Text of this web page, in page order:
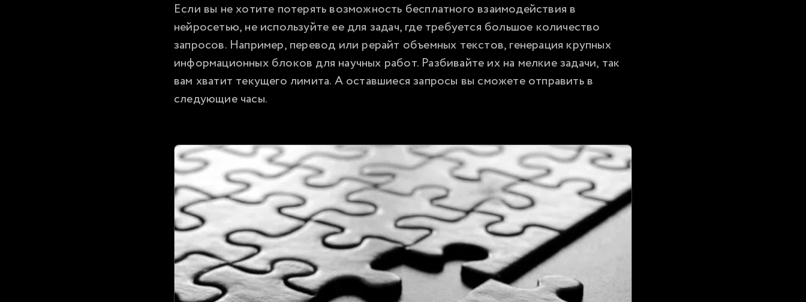
Если вы не хотите потерять возможность бесплатного взаимодействия в
нейросетью, не используйте ее для задач, где требуется большое количество
запросов. Например, перевод или рерайт объемных текстов, генерация крупных
информационных блоков для научных работ. Разбивайте их на мелкие задачи, так
вам хватит текущего лимита. А оставшиеся запросы вы сможете отправить в
следующие часы.